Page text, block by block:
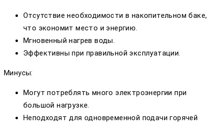
Отсутствие необходимости в накопительном баке,
что экономит место и энергию.
Мгновенный нагрев воды.
Эффективны при правильной эксплуатации.
Минусы:
Могут потреблять много электроэнергии при
большой нагрузке.
Неподходят для одновременной подачи горячей